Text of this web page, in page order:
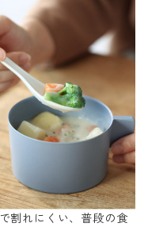
割れにくい、普段の食